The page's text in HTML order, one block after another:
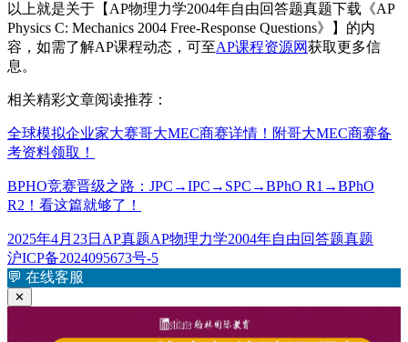
以上就是关于【AP物理力学2004年自由回答题真题下载《AP
Physics C: Mechanics 2004 Free-Response Questions》】的内
容，如需了解AP课程动态，可至AP课程资源网获取更多信
息。
相关精彩文章阅读推荐：
全球模拟企业家大赛哥大MEC商赛详情！附哥大MEC商赛备
考资料领取！
BPHO竞赛晋级之路：JPC→IPC→SPC→BPhO R1→BPhO
R2！看这篇就够了！
发
布
于
2025年4月23日 分
类
AP真题标
签
AP物理力学2004年自由回答题真题
沪ICP备2024095673号-5
💬 在线客服
✕